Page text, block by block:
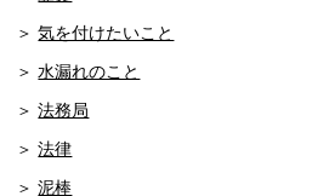
気を付けたいこと
水漏れのこと
法務局
法律
泥棒